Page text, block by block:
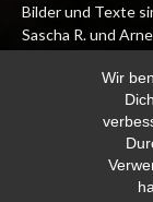
Wir
Bilder und Texte
Sascha R. und
© Elmshorn
info@alligators.de